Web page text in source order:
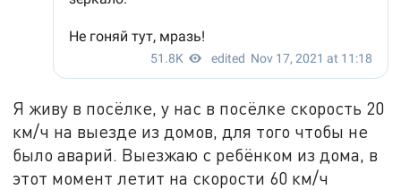
Я живу в посёлке, у нас в посёлке скорость 20
км/ч на выезде из домов, для того чтобы не
было аварий. Выезжаю с ребёнком из дома, в
этот момент летит на скорости 60 км/ч